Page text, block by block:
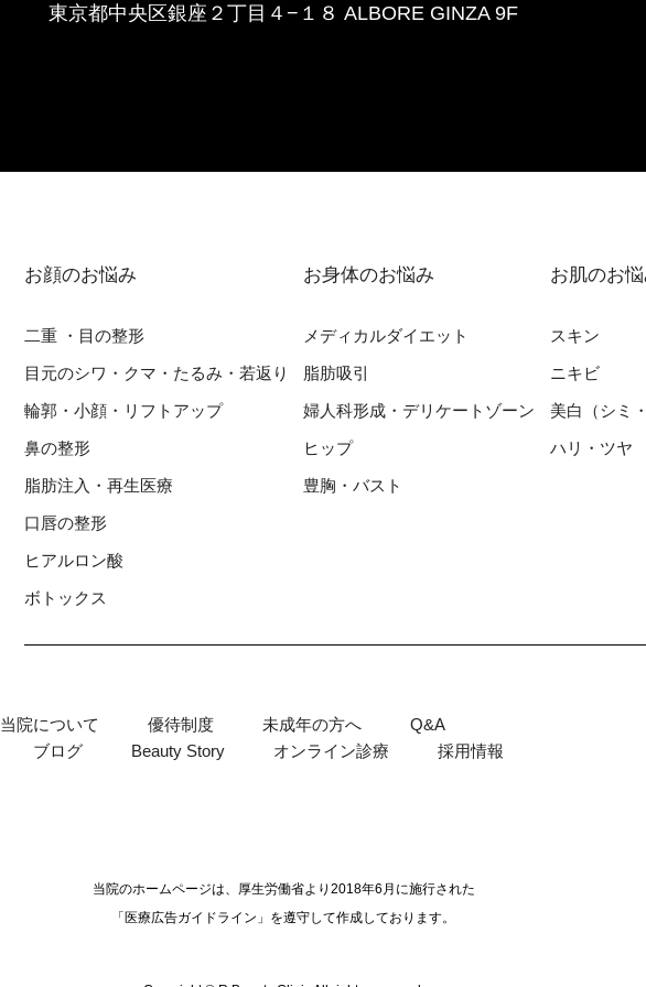
東京都中央区銀座２丁⽬４−１８ ALBORE GINZA 9F
お顔のお悩み
⼆重 ・⽬の整形
⽬元のシワ・クマ・たるみ・若返り
輪郭・⼩顔・リフトアップ
⿐の整形
脂肪注入・再生医療
⼝唇の整形
ヒアルロン酸
ボトックス
お⾝体のお悩み
メディカルダイエット
脂肪吸引
婦⼈科形成・デリケートゾーン
ヒップ
豊胸・バスト
お肌のお
スキン
ニキビ
美⽩（シミ
ハリ・ツヤ
当院について 優待制度 未成年の方へ
Q&A
ブログ Beauty Story オンライン診療 採用情報
当院のホームページは、厚生労働省より2018年6月に施行された
「医療広告ガイドライン」を遵守して作成しております。